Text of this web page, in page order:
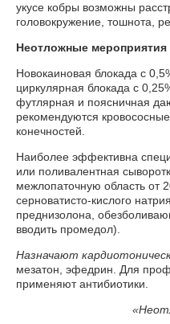
укусе кобры возможны
головокружение, тошнота,
Неотложные мероприятия
Новокаиновая блокада с
циркулярная блокада с
футлярная и поясничная
рекомендуются
конечностей.
Наиболее эффективна
или поливалентная
межлопаточную область от
серноватисто-кислого
преднизолона,
вводить промедол).
Назначают
мезатон, эфедрин. Для
применяют антибиотики.
«